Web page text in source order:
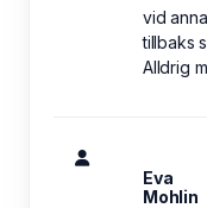
vid
tillbaks
Alldrig
Eva
Mohlin